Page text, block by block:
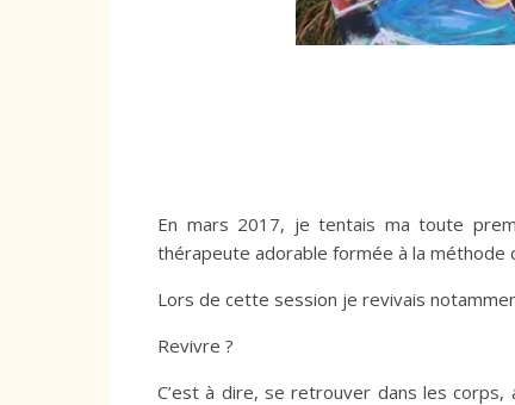
En mars 2017, je tentais ma toute
thérapeute adorable formée à la méthode
Lors de cette session je revivais
Revivre ?
C’est à dire, se retrouver dans les